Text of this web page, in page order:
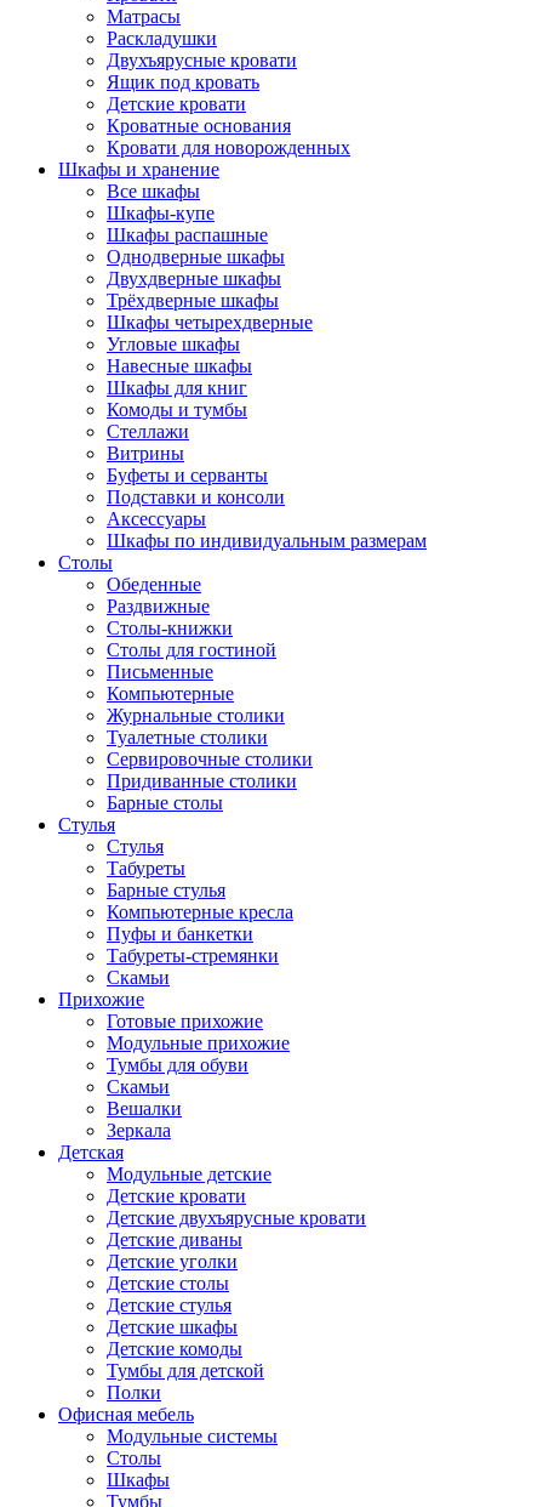
Матрасы
Раскладушки
Двухъярусные кровати
Ящик под кровать
Детские кровати
Кроватные основания
Кровати для новорожденных
Шкафы и хранение
Все шкафы
Шкафы-купе
Шкафы распашные
Однодверные шкафы
Двухдверные шкафы
Трёхдверные шкафы
Шкафы четырехдверные
Угловые шкафы
Навесные шкафы
Шкафы для книг
Комоды и тумбы
Стеллажи
Витрины
Буфеты и серванты
Подставки и консоли
Аксессуары
Шкафы по индивидуальным размерам
Столы
Обеденные
Раздвижные
Столы-книжки
Столы для гостиной
Письменные
Компьютерные
Журнальные столики
Туалетные столики
Сервировочные столики
Придиванные столики
Барные столы
Стулья
Стулья
Табуреты
Барные стулья
Компьютерные кресла
Пуфы и банкетки
Табуреты-стремянки
Скамьи
Прихожие
Готовые прихожие
Модульные прихожие
Тумбы для обуви
Скамьи
Вешалки
Зеркала
Детская
Модульные детские
Детские кровати
Детские двухъярусные кровати
Детские диваны
Детские уголки
Детские столы
Детские стулья
Детские шкафы
Детские комоды
Тумбы для детской
Полки
Офисная мебель
Модульные системы
Столы
Шкафы
Тумбы